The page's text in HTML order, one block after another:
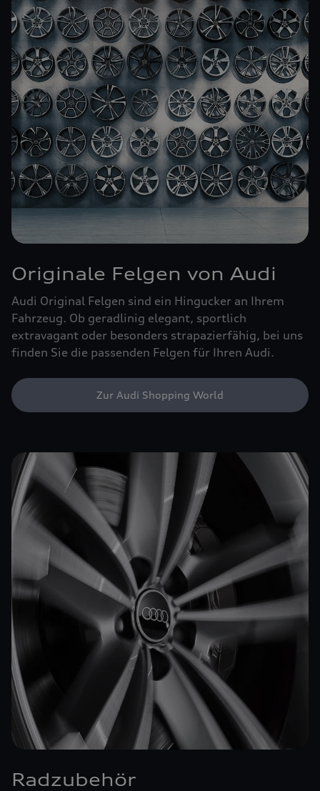
Originale Felgen von Audi
Audi Original Felgen sind ein Hingucker an Ihrem
Fahrzeug. Ob geradlinig elegant, sportlich
extravagant oder besonders strapazierfähig, bei uns
finden Sie die passenden Felgen für Ihren Audi.
Zur Audi Shopping World
Radzubehör